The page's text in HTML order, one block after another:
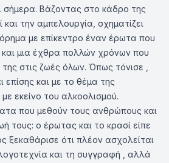
σήμερα. Βάζοντας στο κάδρο της
και την αμπελουργία, σχηματίζει
με επίκεντρο έναν έρωτα που
μια έχθρα πολλών χρόνων που
στις ζωές όλων. Όπως τόνισε ,
επίσης και με το θέμα της
εκείνο του αλκοολισμού.
που μεθούν τους ανθρώπους και
τους: ο έρωτας και το κρασί είπε
ξεκαθάρισε ότι πλέον ασχολείται
και τη συγγραφή , αλλά